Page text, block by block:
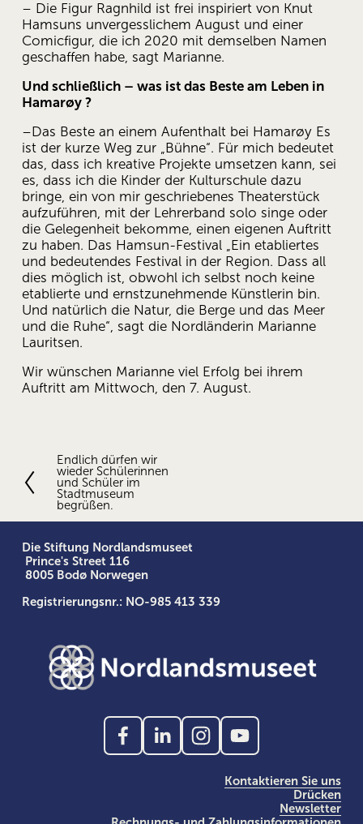
– Die Figur Ragnhild ist frei inspiriert von Knut
Hamsuns unvergesslichem August und einer
Comicfigur, die ich 2020 mit demselben Namen
geschaffen habe, sagt Marianne.
Und schließlich – was ist das Beste am Leben in
Hamarøy ?
–Das Beste an einem Aufenthalt bei Hamarøy Es
ist der kurze Weg zur „Bühne“. Für mich bedeutet
das, dass ich kreative Projekte umsetzen kann, sei
es, dass ich die Kinder der Kulturschule dazu
bringe, ein von mir geschriebenes Theaterstück
aufzuführen, mit der Lehrerband solo singe oder
die Gelegenheit bekomme, einen eigenen Auftritt
zu haben. Das Hamsun-Festival „Ein etabliertes
und bedeutendes Festival in der Region. Dass all
dies möglich ist, obwohl ich selbst noch keine
etablierte und ernstzunehmende Künstlerin bin.
Und natürlich die Natur, die Berge und das Meer
und die Ruhe“, sagt die Nordländerin Marianne
Lauritsen.
Wir wünschen Marianne viel Erfolg bei ihrem
Auftritt am Mittwoch, den 7. August.
V
o
r
h
e
r
i
g
Endlich dürfen wir
wieder Schülerinnen
und Schüler im
Stadtmuseum
begrüßen.
Die Stiftung Nordlandsmuseet
Prince's Street 116
8005 Bodø Norwegen
Registrierungsnr.: NO-985 413 339
Kontaktieren Sie uns
Drücken
Newsletter